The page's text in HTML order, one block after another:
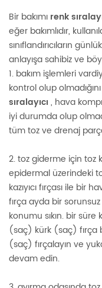
Bir bakımı renk
eğer bakımlıdır,
sınıflandırıcıların
anlayışa sahibiz ve
1. bakım işlemleri
kontrol olup
sıralayıcı , hava
iyi durumda olup
tüm toz ve drenaj
2. toz giderme için toz
epidermal üzerindeki
kazıyıcı fırçası ile
fırça ayda bir
konumu sıkın. bir
(saç) kürk (saç) fırça
(saç) fırçalayın ve
devam edin.